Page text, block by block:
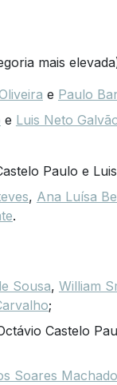
mais
e Paulo
e Luis Neto
Paulo e
, Ana Luísa
.
Sousa, William
;
Castelo
Soares Machado